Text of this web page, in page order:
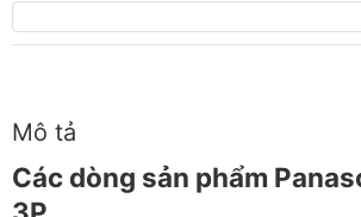
Mô tả
Các dòng sản phẩm